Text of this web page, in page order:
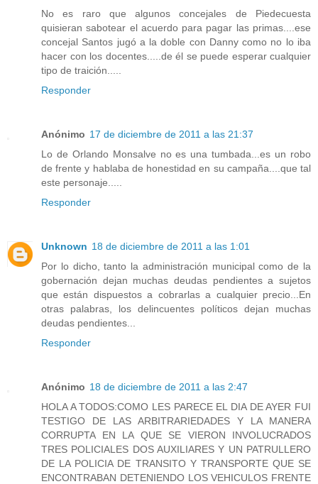
No es raro que algunos concejales de Piedecuesta
quisieran sabotear el acuerdo para pagar las primas....ese
concejal Santos jugó a la doble con Danny como no lo iba
hacer con los docentes.....de él se puede esperar cualquier
tipo de traición.....
Responder
Anónimo 17 de diciembre de 2011 a las 21:37
Lo de Orlando Monsalve no es una tumbada...es un robo
de frente y hablaba de honestidad en su campaña....que tal
este personaje.....
Responder
Unknown 18 de diciembre de 2011 a las 1:01
Por lo dicho, tanto la administración municipal como de la
gobernación dejan muchas deudas pendientes a sujetos
que están dispuestos a cobrarlas a cualquier precio...En
otras palabras, los delincuentes políticos dejan muchas
deudas pendientes...
Responder
Anónimo 18 de diciembre de 2011 a las 2:47
HOLA A TODOS:COMO LES PARECE EL DIA DE AYER FUI
TESTIGO DE LAS ARBITRARIEDADES Y LA MANERA
CORRUPTA EN LA QUE SE VIERON INVOLUCRADOS
TRES POLICIALES DOS AUXILIARES Y UN PATRULLERO
DE LA POLICIA DE TRANSITO Y TRANSPORTE QUE SE
ENCONTRABAN DETENIENDO LOS VEHICULOS FRENTE